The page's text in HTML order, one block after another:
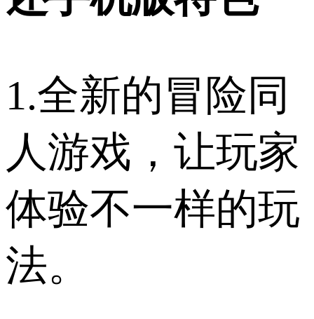
1.全新的冒险同
人游戏，让玩家
体验不一样的玩
法。